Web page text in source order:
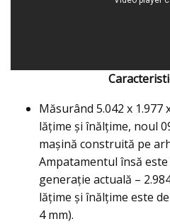
Măsurând 5.042 x 1.977
lăţime şi înălţime, noul
maşină construită pe
Ampatamentul însă este
generaţie actuală –
lăţime şi înălţime este
4 mm).